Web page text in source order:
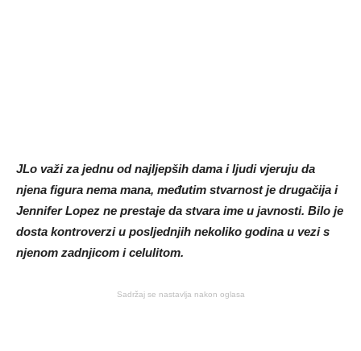
JLo važi za jednu od najljepših dama i ljudi vjeruju da
njena figura nema mana, međutim stvarnost je drugačija i
Jennifer Lopez ne prestaje da stvara ime u javnosti. Bilo je
dosta kontroverzi u posljednjih nekoliko godina u vezi s
njenom zadnjicom i celulitom.
Sadržaj se nastavlja nakon oglasa